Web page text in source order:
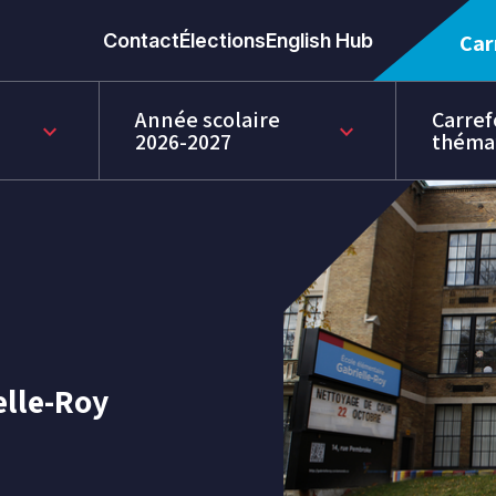
ContactÉlectionsEnglish Hub
keyboard_arrow_down Année scolaire
2026-2027 keyboard_arrow_down
Roy